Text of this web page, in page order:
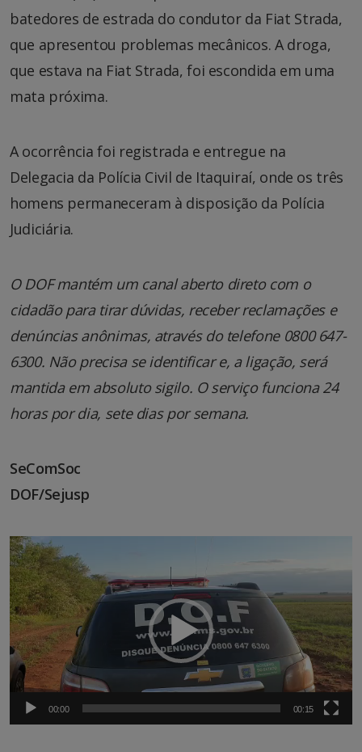
batedores de estrada do condutor da Fiat Strada,
que apresentou problemas mecânicos. A droga,
que estava na Fiat Strada, foi escondida em uma
mata próxima.
A ocorrência foi registrada e entregue na
Delegacia da Polícia Civil de Itaquiraí, onde os três
homens permaneceram à disposição da Polícia
Judiciária.
O DOF mantém um canal aberto direto com o
cidadão para tirar dúvidas, receber reclamações e
denúncias anônimas, através do telefone 0800 647-
6300. Não precisa se identificar e, a ligação, será
mantida em absoluto sigilo. O serviço funciona 24
horas por dia, sete dias por semana.
SeComSoc
DOF/Sejusp
Tocador
de
vídeo
00:00 00:15